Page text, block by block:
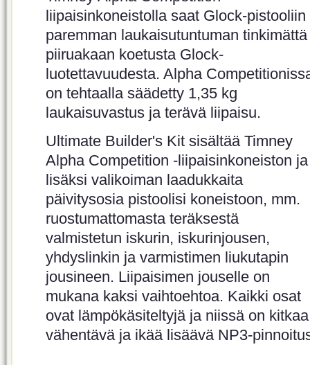
liipaisinkoneistolla saat Glock-pistooliin
paremman laukaisutuntuman tinkimättä
piiruakaan koetusta Glock-
luotettavuudesta. Alpha
on tehtaalla säädetty 1,35 kg
laukaisuvastus ja terävä liipaisu.
Ultimate Builder's Kit sisältää Timney
Alpha Competition -liipaisinkoneiston ja
lisäksi valikoiman laadukkaita
päivitysosia pistoolisi koneistoon, mm.
ruostumattomasta teräksestä
valmistetun iskurin, iskurinjousen,
yhdyslinkin ja varmistimen liukutapin
jousineen. Liipaisimen jouselle on
mukana kaksi vaihtoehtoa. Kaikki osat
ovat lämpökäsiteltyjä ja niissä on kitkaa
vähentävä ja ikää lisäävä NP3-